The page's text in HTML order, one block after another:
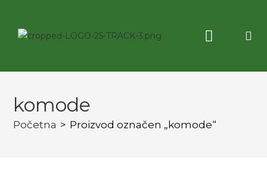
komode
Početna > Proizvod označen „komode“